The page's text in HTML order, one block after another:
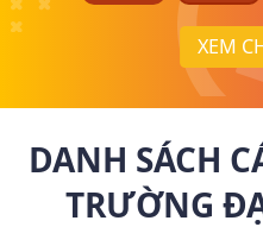
XEM
DANH SÁCH
TRƯỜNG